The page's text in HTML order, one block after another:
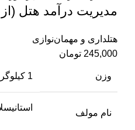
مدیریت درآمد هتل
هتلداری و مهمان‌نوازی
245,000 تومان
وزن 1 کیلوگرم
نام مولف